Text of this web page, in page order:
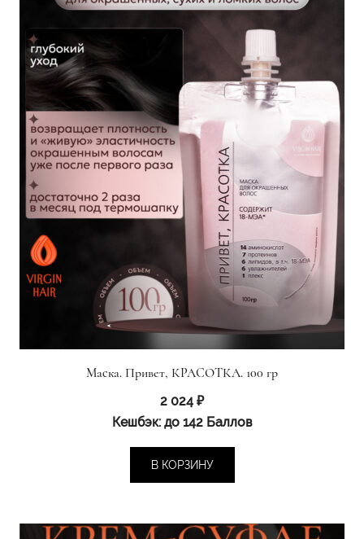
Маска. Привет, КРАСОТКА. 100 гр
2 024 ₽
Кешбэк: до 142 Баллов
В КОРЗИНУ